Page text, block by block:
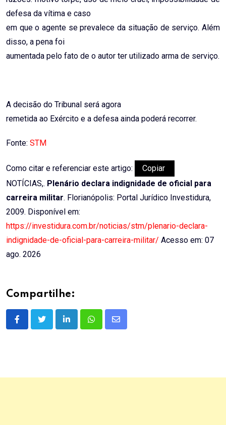
defesa da vítima e caso
em que o agente se prevalece da situação de serviço. Além
disso, a pena foi
aumentada pelo fato de o autor ter utilizado arma de serviço.
A decisão do Tribunal será agora
remetida ao Exército e a defesa ainda poderá recorrer.
Fonte: STM
Como citar e referenciar este artigo:
Copiar
NOTÍCIAS,. Plenário declara indignidade de oficial para
carreira militar. Florianópolis: Portal Jurídico Investidura,
2009. Disponível em:
https://investidura.com.br/noticias/stm/plenario-declara-
indignidade-de-oficial-para-carreira-militar/ Acesso em: 07
ago. 2026
Compartilhe:
LinkedInWhatsappShare